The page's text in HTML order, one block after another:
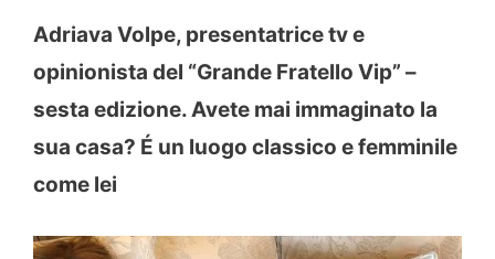
Adriava Volpe, presentatrice tv e
opinionista del “Grande Fratello Vip” –
sesta edizione. Avete mai immaginato la
sua casa? É un luogo classico e femminile
come lei